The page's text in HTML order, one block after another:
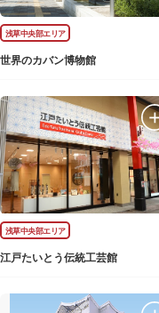
浅草中央部エリア
世界のカバン博物館
浅草中央部エリア
江戸たいとう伝統工芸館